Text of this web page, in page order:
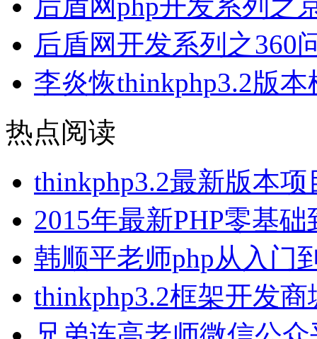
后盾网php开发系列之
后盾网开发系列之360
李炎恢thinkphp3.2版
热点阅读
thinkphp3.2最新版本
2015年最新PHP零基
韩顺平老师php从入门
thinkphp3.2框架开发